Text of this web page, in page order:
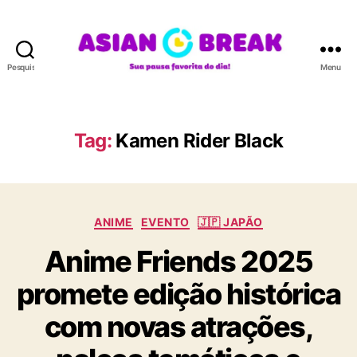
Pesquisar
A
N
R
A
Menu
Tag: Kamen Rider Black
C
t
e
g
o
r
i
ANIME EVENTO 🇯🇵 JAPÃO
Anime Friends 2025
promete edição histórica
com novas atrações,